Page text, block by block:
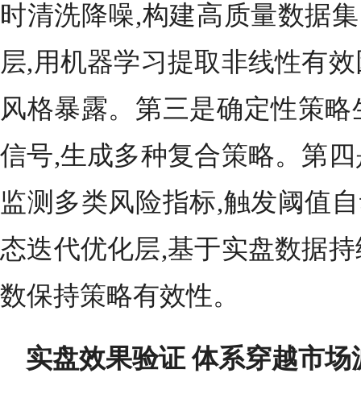
时清洗降噪,构建高质量数据
层,用机器学习提取非线性有
风格暴露。第三是确定性策
信号,生成多种复合策略。第
监测多类风险指标,触发阈值
态迭代优化层,基于实盘数据
数保持策略有效性。
实盘效果验证 体系穿越市